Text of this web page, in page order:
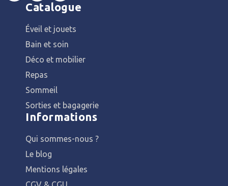
Catalogue
Éveil et jouets
Bain et soin
Déco et mobilier
Repas
Sommeil
Sorties et bagagerie
Informations
Qui sommes-nous ?
Le blog
Mentions légales